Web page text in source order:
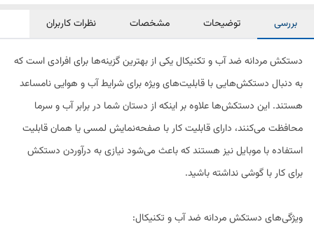
بررسی توضیحات مشخصات نظرات کاربران
دستکش مردانه ضد آب و تکنیکال یکی از بهترین گزینه‌ها برای افرادی است که
به دنبال دستکش‌هایی با قابلیت‌های ویژه برای شرایط آب و هوایی نامساعد
هستند. این دستکش‌ها علاوه بر اینکه از دستان شما در برابر آب و سرما
محافظت می‌کنند، دارای قابلیت کار با صفحه‌نمایش لمسی یا همان قابلیت
استفاده با موبایل نیز هستند که باعث می‌شود نیازی به درآوردن دستکش
برای کار با گوشی نداشته باشید.
ویژگی‌های دستکش مردانه ضد آب و تکنیکال: